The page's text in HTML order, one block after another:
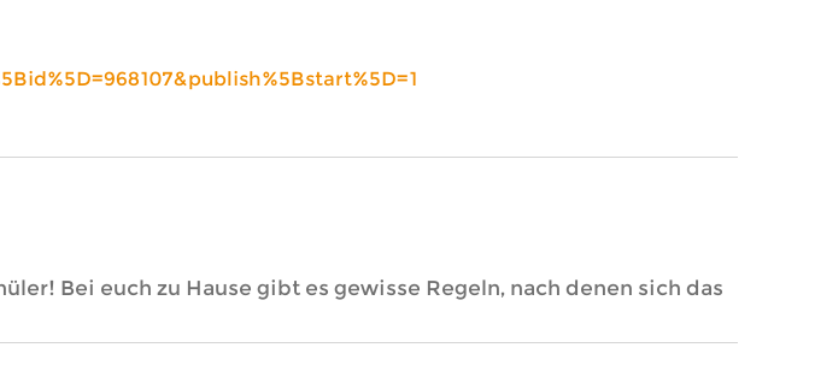
Bei euch zu Hause gibt es gewisse Regeln, nach denen sich das